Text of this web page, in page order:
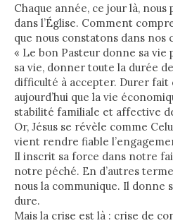
Chaque année, ce jour là,
dans l’Église. Comment
que nous constatons dans nos
« Le bon Pasteur donne sa vie
sa vie, donner toute la durée
difficulté à accepter. Durer fait
aujourd’hui que la vie
stabilité familiale et affective
Or, Jésus se révèle comme
vient rendre fiable
Il inscrit sa force dans notre
notre péché. En d’autres
nous la communique. Il donne
dure.
Mais la crise est là : crise de